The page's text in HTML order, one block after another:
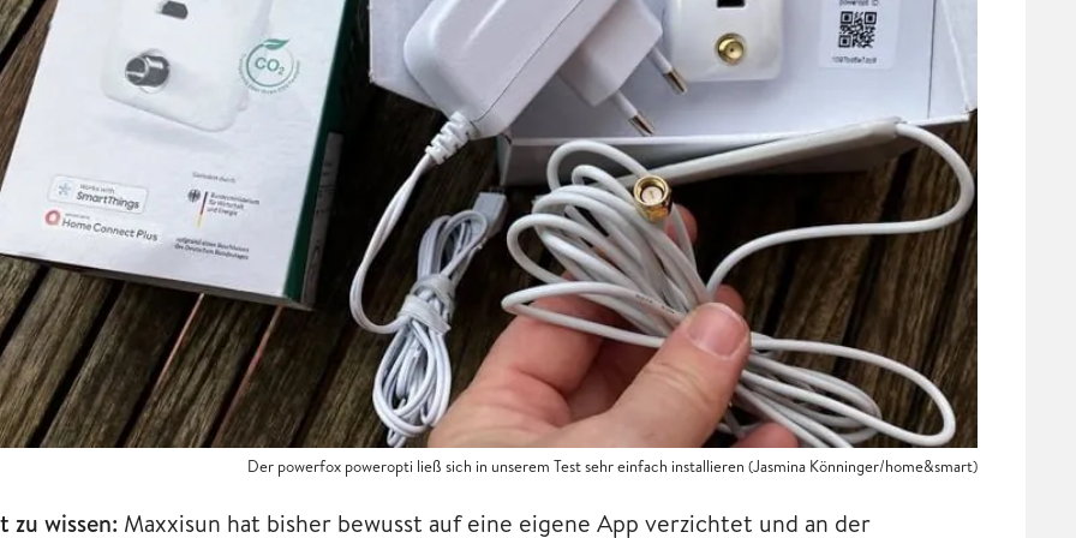
Der powerfox poweropti ließ sich in unserem Test sehr einfach installieren (Jasmina Könninger/home&smart)
zu wissen: Maxxisun hat bisher bewusst auf eine eigene App verzichtet und an der